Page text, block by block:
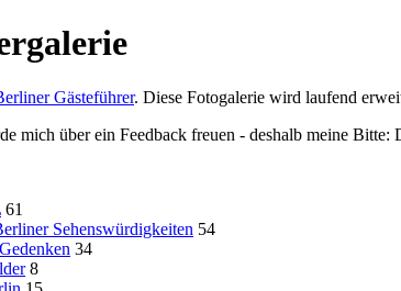
Gästeführer. Diese Fotogalerie wird laufend
mich über ein Feedback freuen - deshalb meine
61
Sehenswürdigkeiten 54
34
8